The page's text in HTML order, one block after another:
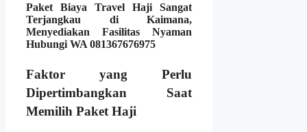
Paket Biaya Travel Haji Sangat
Terjangkau di Kaimana,
Menyediakan Fasilitas Nyaman
Hubungi WA 081367676975
Faktor yang Perlu
Dipertimbangkan Saat
Memilih Paket Haji